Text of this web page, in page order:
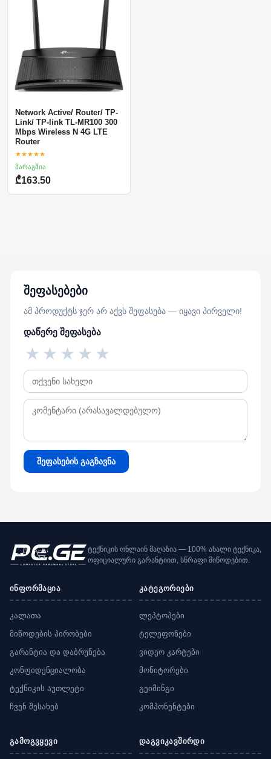
Network Active/ Router/ TP-
Link/ TP-link TL-MR100 300
Mbps Wireless N 4G LTE
Router
★★★★★
მარაგშია
₾163.50
შეფასებები
ამ პროდუქტს ჯერ არ აქვს შეფასება — იყავი პირველი!
დაწერე შეფასება
★
★
★
★
★
შეფასების გაგზავნა
ტექნიკის ონლაინ მაღაზია — 100% ახალი ტექნიკა,
ოფიციალური გარანტიით, სწრაფი მიწოდებით.
ინფორმაცია
კალათა
მიწოდების პირობები
გარანტია და დაბრუნება
კონფიდენციალობა
ტექნიკის აუთლეტი
ჩვენ შესახებ
კატეგორიები
ლეპტოპები
ტელეფონები
ვიდეო კარტები
მონიტორები
გეიმინგი
კომპონენტები
გამოგვყევი დაგვიკავშირდი